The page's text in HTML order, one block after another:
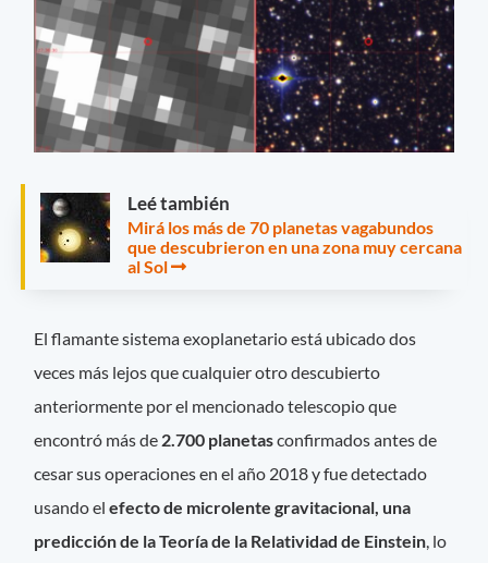
Leé también
Mirá los más de 70 planetas vagabundos
que descubrieron en una zona muy cercana
al Sol
El flamante sistema exoplanetario está ubicado dos
veces más lejos que cualquier otro descubierto
anteriormente por el mencionado telescopio que
encontró más de 2.700 planetasconfirmados antes de
cesar sus operaciones en el año 2018 y fue detectado
usando elefecto de microlente gravitacional, una
predicción de la Teoría de la Relatividad de Einstein, lo